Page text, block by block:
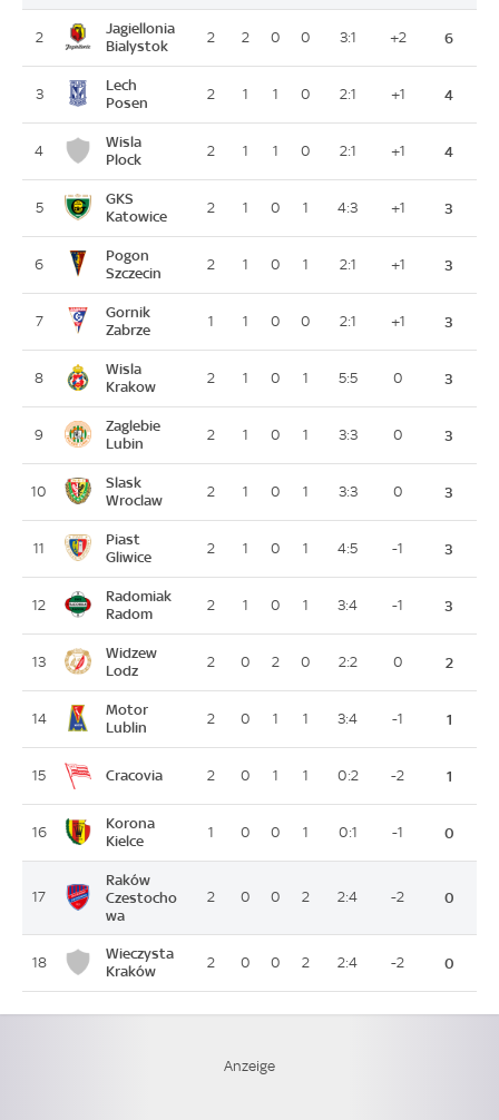
2
Jagiellonia
Bialystok
2 2 0 0 3:1 +2 6
3
Lech
Posen
2 1 1 0 2:1 +1 4
4
Wisla
Plock
2 1 1 0 2:1 +1 4
5
GKS
Katowice
2 1 0 1 4:3 +1 3
6
Pogon
Szczecin
2 1 0 1 2:1 +1 3
7
Gornik
Zabrze
1 1 0 0 2:1 +1 3
8
Wisla
Krakow
2 1 0 1 5:5 0 3
9
Zaglebie
Lubin
2 1 0 1 3:3 0 3
10
Slask
Wroclaw
2 1 0 1 3:3 0 3
11
Piast
Gliwice
2 1 0 1 4:5 -1 3
12
Radomiak
Radom
2 1 0 1 3:4 -1 3
13
Widzew
Lodz
2 0 2 0 2:2 0 2
14
Motor
Lublin
2 0 1 1 3:4 -1 1
15 Cracovia 2 0 1 1 0:2 -2 1
16
Korona
Kielce
1 0 0 1 0:1 -1 0
17
Raków
Czestocho
wa
2 0 0 2 2:4 -2 0
18
Wieczysta
Kraków
2 0 0 2 2:4 -2 0